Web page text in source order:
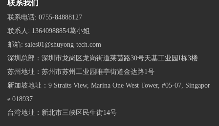
联系我们
联系电话: 0755-84888127
联系人: 13640988854葛小姐
邮箱: sales01@shuyong-tech.com
深圳总部：深圳市龙岗区龙岗街道莱茵路30号天基工业园I栋3楼
苏州地址：苏州市苏州工业园唯亭街道金达路1号
新加坡地址：9 Straits View, Marina One West Tower, #05-07, Singapor
e 018937
台湾地址：新北市三峡区民生街14号